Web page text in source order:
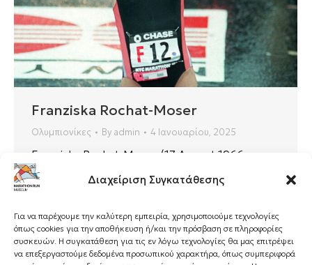
Διαχείριση Συγκατάθεσης
Για να παρέχουμε την καλύτερη εμπειρία, χρησιμοποιούμε τεχνολογίες
όπως cookies για την αποθήκευση ή/και την πρόσβαση σε πληροφορίες
συσκευών. Η συγκατάθεση για τις εν λόγω τεχνολογίες θα μας επιτρέψει
να επεξεργαστούμε δεδομένα προσωπικού χαρακτήρα, όπως συμπεριφορά
Franziska Rochat-Moser
Ολυμπιονίκες By admin 4 Ιανουαρίου, 2025
Franziska Rochat-Moser (17 August 1966
Crissier, Switzerland – 7 March 2002 Les
Diablerets, Vaud) was a long-distance runner
country at two consecutive Summer Olympics,
starting in 1992. She won the 1997 New York
City Marathon. Moser was a lawyer by